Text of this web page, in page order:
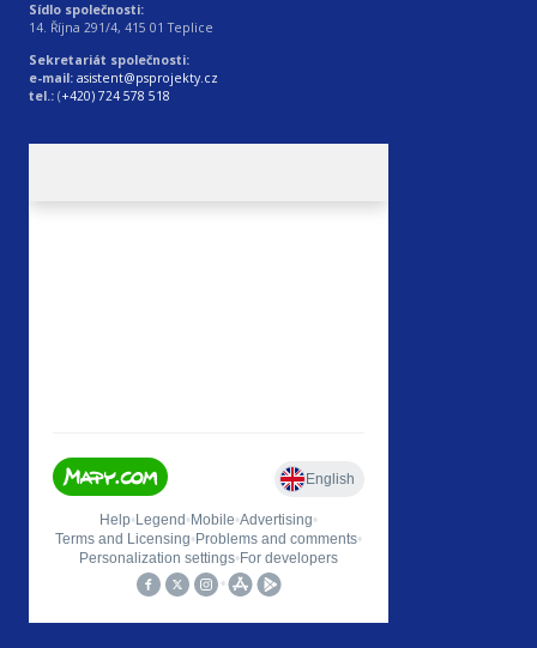
Sídlo společnosti:
14. Října 291/4, 415 01 Teplice
Sekretariát společnosti:
e-mail: asistent@psprojekty.cz
tel.: (+420) 724 578 518